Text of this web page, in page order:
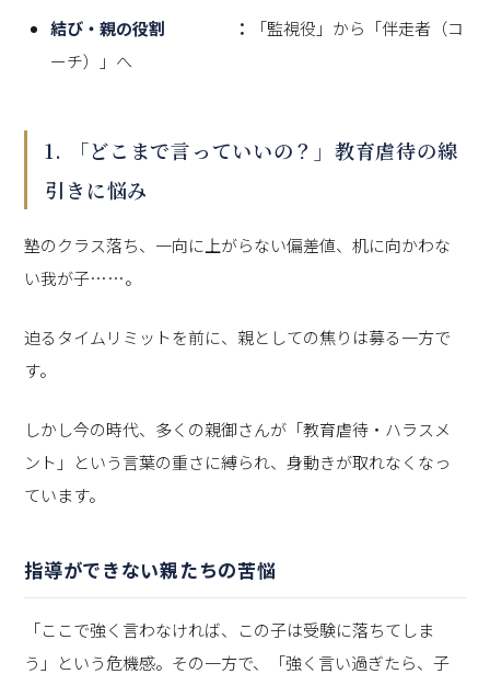
結び・親の役割 ：
「監視役」から「伴走者（コ
ーチ）」へ
1. 「どこまで言っていいの？」教育虐待の線
引きに悩み
塾のクラス落ち、一向に上がらない偏差値、机に向かわな
い我が子……。
迫るタイムリミットを前に、親としての焦りは募る一方で
す。
しかし今の時代、多くの親御さんが「教育虐待・ハラスメ
ント」という言葉の重さに縛られ、身動きが取れなくなっ
ています。
指導ができない親たちの苦悩
「ここで強く言わなければ、この子は受験に落ちてしま
う」という危機感。その一方で、「強く言い過ぎたら、子